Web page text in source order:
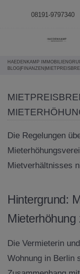
08191-9797340
HAEDENKAMP
BLOG FINANZEN
Die Regelungen
Mietverhältnisses
Hintergrund:
Mieterhöhung
Die Vermieterin
Wohnung in Berlin